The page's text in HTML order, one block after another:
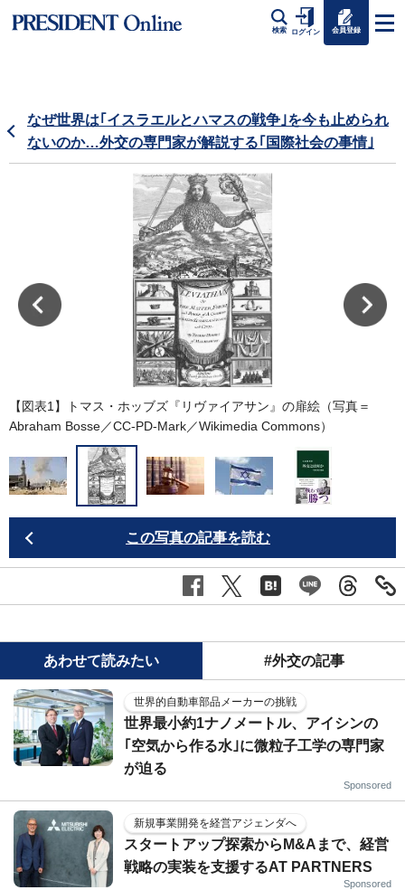
検索 ログイン 会員登録
なぜ世界は｢イスラエルとハマスの戦争｣を今も止められ
ないのか…外交の専門家が解説する｢国際社会の事情｣
【図表1】トマス・ホッブズ『リヴァイアサン』の扉絵（写真＝
Abraham Bosse／CC-PD-Mark／Wikimedia Commons）
この写真の記事を読む
あわせて読みたい #外交の記事
世界的自動車部品メーカーの挑戦
世界最小約1ナノメートル、アイシンの
｢空気から作る水｣に微粒子工学の専門家
が迫る
Sponsored
新規事業開発を経営アジェンダへ
スタートアップ探索からM&Aまで、経営
戦略の実装を支援するAT PARTNERS
Sponsored